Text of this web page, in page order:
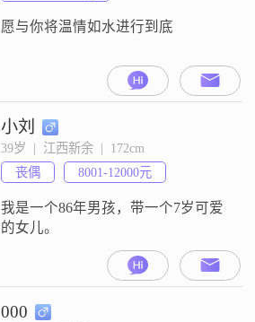
愿与你将温情如水进行到底
小刘
39岁  |  江西新余  |  172cm
丧偶
8001-12000元
我是一个86年男孩，带一个7岁可爱
的女儿。
000